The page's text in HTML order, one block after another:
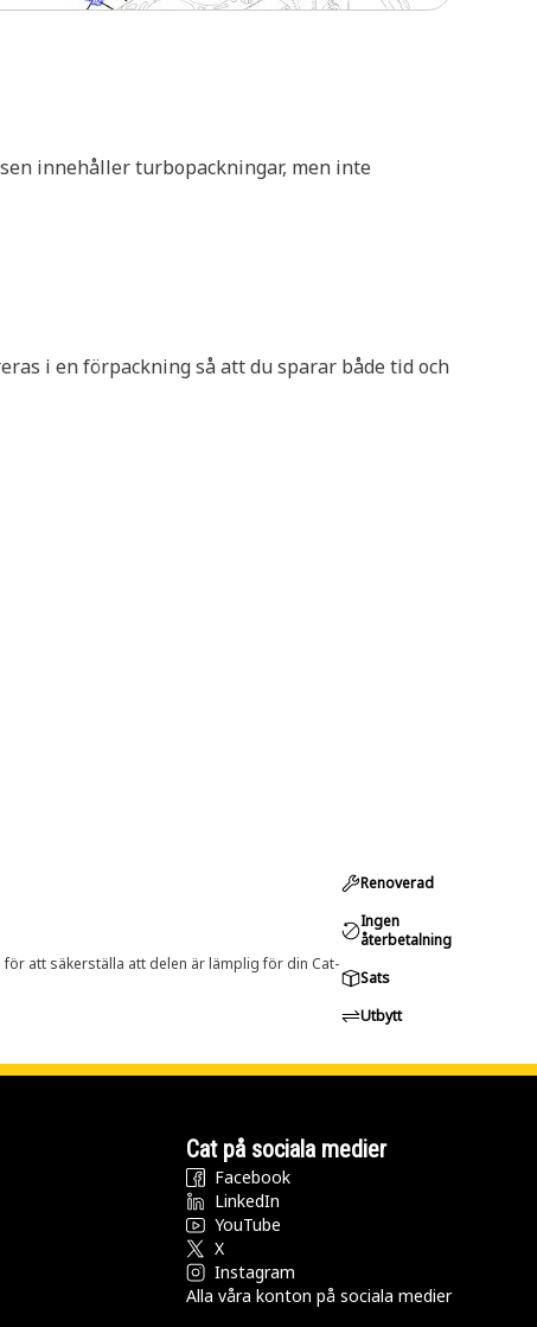
innehåller turbopackningar, men inte
i en förpackning så att du sparar både tid och
att säkerställa att delen är lämplig för din Cat-
Renoverad
Ingen
återbetalning
Sats
Utbytt
Cat på sociala medier
Facebook
LinkedIn
YouTube
X
Instagram
Alla våra konton på sociala medier